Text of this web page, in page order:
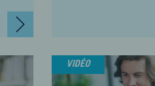
VIDÉO